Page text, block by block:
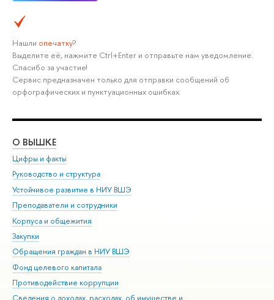
Нашли опечатку?
Выделите её, нажмите Ctrl+Enter и отправьте нам уведомление.
Спасибо за участие!
Сервис предназначен только для отправки сообщений об
орфографических и пунктуационных ошибках.
О ВЫШКЕ
Цифры и факты
Руководство и структура
Устойчивое развитие в НИУ ВШЭ
Преподаватели и сотрудники
Корпуса и общежития
Закупки
Обращения граждан в НИУ ВШЭ
Фонд целевого капитала
Противодействие коррупции